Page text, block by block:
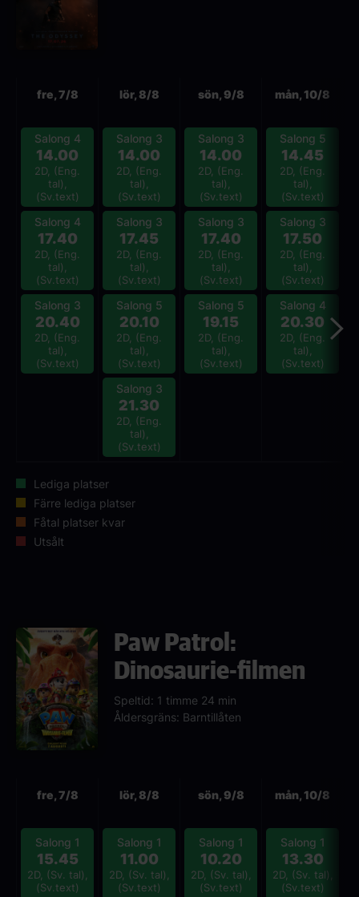
fre, 7/8
Salong 4
14.00
2D, (Eng.
tal),
(Sv.text)
Salong 4
17.40
2D, (Eng.
tal),
(Sv.text)
Salong 3
20.40
2D, (Eng.
tal),
(Sv.text)
lör, 8/8
Salong 3
14.00
2D, (Eng.
tal),
(Sv.text)
Salong 3
17.45
2D, (Eng.
tal),
(Sv.text)
Salong 5
20.10
2D, (Eng.
tal),
(Sv.text)
Salong 3
21.30
2D, (Eng.
tal),
(Sv.text)
sön, 9/8
Salong 3
14.00
2D, (Eng.
tal),
(Sv.text)
Salong 3
17.40
2D, (Eng.
tal),
(Sv.text)
Salong 5
19.15
2D, (Eng.
tal),
(Sv.text)
mån, 10/8
Salong 5
14.45
2D, (Eng.
tal),
(Sv.text)
Salong 3
17.50
2D, (Eng.
tal),
(Sv.text)
Salong 4
20.30
2D, (Eng.
tal),
(Sv.text)
Lediga platser
Färre lediga platser
Fåtal platser kvar
Utsålt
Paw Patrol:
Dinosaurie-filmen
Speltid: 1 timme 24 min
Åldersgräns: Barntillåten
fre, 7/8
Salong 1
15.45
2D, (Sv. tal),
(Sv.text)
lör, 8/8
Salong 1
11.00
2D, (Sv. tal),
(Sv.text)
sön, 9/8
Salong 1
10.20
2D, (Sv. tal),
(Sv.text)
mån, 10/8
Salong 1
13.30
2D, (Sv. tal),
(Sv.text)